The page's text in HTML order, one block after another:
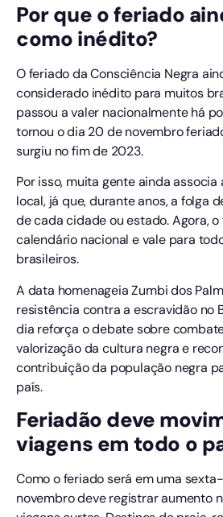
Por que o feriado
como inédito?
O feriado da Consciência Negra
considerado inédito para muitos
passou a valer nacionalmente há
tornou o dia 20 de novembro
surgiu no fim de 2023.
Por isso, muita gente ainda
local, já que, durante anos, a folga
de cada cidade ou estado. Agora,
calendário nacional e vale para
brasileiros.
A data homenageia Zumbi dos
resistência contra a escravidão no
dia reforça o debate sobre
valorização da cultura negra e
contribuição da população negra
país.
Feriadão deve
viagens em todo o
Como o feriado será em uma
novembro deve registrar aumento